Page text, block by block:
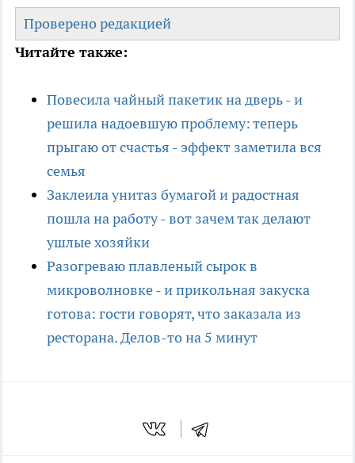
Проверено редакцией
Читайте также:
Повесила чайный пакетик на дверь - и
решила надоевшую проблему: теперь
прыгаю от счастья - эффект заметила вся
семья
Заклеила унитаз бумагой и радостная
пошла на работу - вот зачем так делают
ушлые хозяйки
Разогреваю плавленый сырок в
микроволновке - и прикольная закуска
готова: гости говорят, что заказала из
ресторана. Делов-то на 5 минут